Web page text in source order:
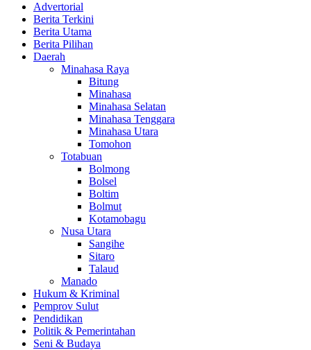
Advertorial
Berita Terkini
Berita Utama
Berita Pilihan
Daerah
Minahasa Raya
Bitung
Minahasa
Minahasa Selatan
Minahasa Tenggara
Minahasa Utara
Tomohon
Totabuan
Bolmong
Bolsel
Boltim
Bolmut
Kotamobagu
Nusa Utara
Sangihe
Sitaro
Talaud
Manado
Hukum & Kriminal
Pemprov Sulut
Pendidikan
Politik & Pemerintahan
Seni & Budaya